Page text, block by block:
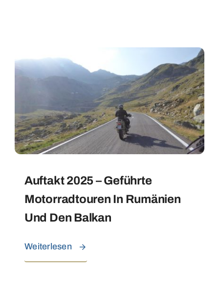
Auftakt 2025 – Geführte
Motorradtouren In Rumänien
Und Den Balkan
Weiterlesen